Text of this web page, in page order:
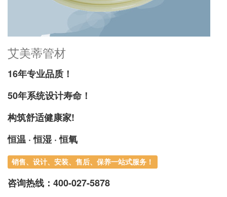
艾美蒂管材
16年专业品质！
50年系统设计寿命！
构筑舒适健康家!
恒温 · 恒湿 · 恒氧
销售、设计、安装、售后、保养一站式服务！
咨询热线： 400-027-5878